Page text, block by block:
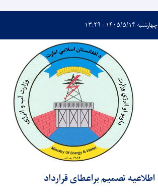
چهارشنبه ۱۴۰۵/۵/۱۴ - ۱۳:۲۹
اطلاعیه تصمیم براعطای قرارداد